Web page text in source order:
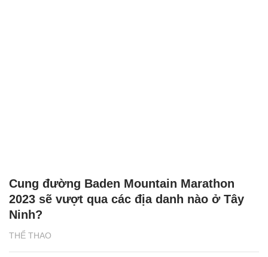
THỂ THAO
Cung đường Baden Mountain Marathon
2023 sẽ vượt qua các địa danh nào ở Tây
Ninh?